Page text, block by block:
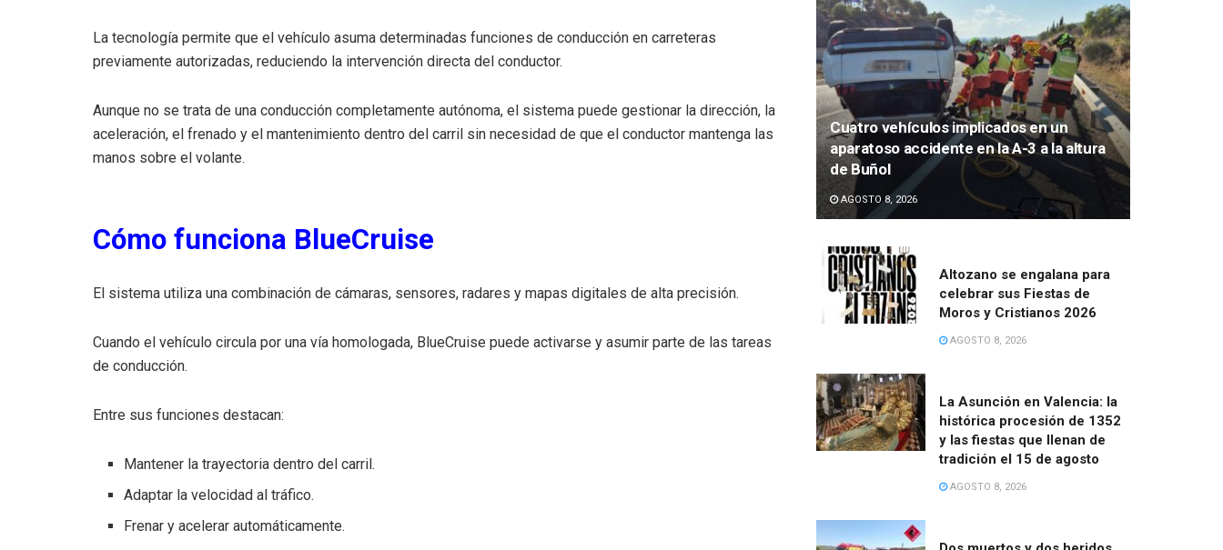
La tecnología permite que el vehículo asuma determinadas funciones de conducción en carreteras
previamente autorizadas, reduciendo la intervención directa del conductor.
Aunque no se trata de una conducción completamente autónoma, el sistema puede gestionar la dirección, la
aceleración, el frenado y el mantenimiento dentro del carril sin necesidad de que el conductor mantenga las
manos sobre el volante.
Cómo funciona BlueCruise
El sistema utiliza una combinación de cámaras, sensores, radares y mapas digitales de alta precisión.
Cuando el vehículo circula por una vía homologada, BlueCruise puede activarse y asumir parte de las tareas
de conducción.
Entre sus funciones destacan:
Mantener la trayectoria dentro del carril.
Adaptar la velocidad al tráfico.
Frenar y acelerar automáticamente.
Cuatro vehículos implicados en un
aparatoso accidente en la A-3 a la altura
de Buñol
AGOSTO 8, 2026
Altozano se engalana para
celebrar sus Fiestas de
Moros y Cristianos 2026
AGOSTO 8, 2026
La Asunción en Valencia: la
histórica procesión de 1352
y las fiestas que llenan de
tradición el 15 de agosto
AGOSTO 8, 2026